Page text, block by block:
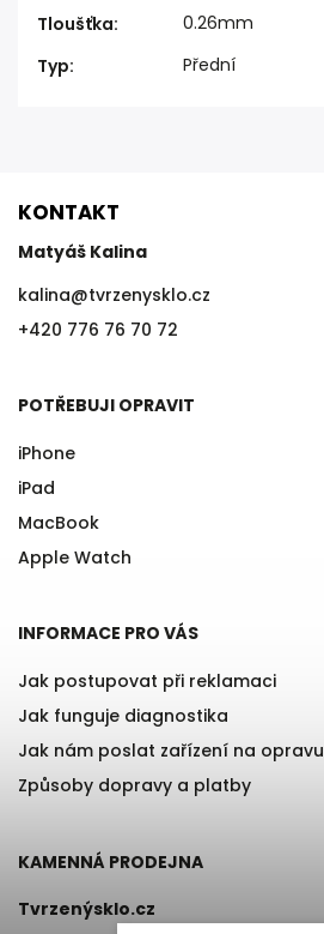
Tloušťka:
0.26mm
Typ: Přední
KONTAKT
Matyáš Kalina
kalina@tvrzenysklo.cz
+420 776 76 70 72
POTŘEBUJI OPRAVIT
iPhone
iPad
MacBook
Apple Watch
INFORMACE PRO VÁS
Jak postupovat při reklamaci
Jak funguje diagnostika
Jak nám poslat zařízení na opravu
Způsoby dopravy a platby
KAMENNÁ PRODEJNA
Tvrzenýsklo.cz